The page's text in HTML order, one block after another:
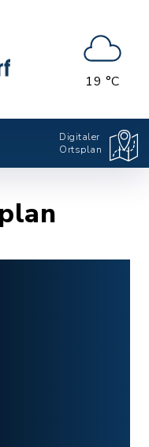
19 °C
Digitaler
Ortsplan